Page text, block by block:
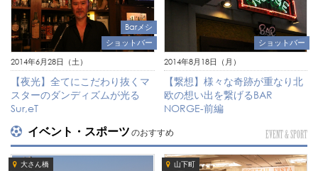
Barメシ
ショットバー
2014年6月28日（土）
【夜光】全てにこだわり抜くマ
スターのダンディズムが光る
Sur,eT
ショットバー
2014年8月18日（月）
【繋想】様々な奇跡が重なり北
欧の想い出を繋げるBAR
NORGE-前編
イベント・スポーツ のおすすめ EVENT & SPORT
大さん橋 山下町